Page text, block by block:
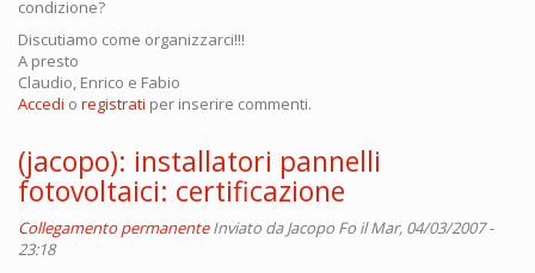
condizione?
Discutiamo come organizzarci!!!
A presto
Claudio, Enrico e Fabio
Accedi o registrati per inserire commenti.
(jacopo): installatori pannelli
fotovoltaici: certificazione
Collegamento permanente Inviato daJacopo Fo il Mar, 04/03/2007 -
23:18